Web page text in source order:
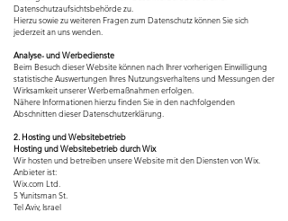
Datenschutzaufsichtsbehörde zu.
Hierzu sowie zu weiteren Fragen zum Datenschutz können Sie sich
jederzeit an uns wenden.
Analyse- und Werbedienste
Beim Besuch dieser Website können nach Ihrer vorherigen Einwilligung
statistische Auswertungen Ihres Nutzungsverhaltens und Messungen der
Wirksamkeit unserer Werbemaßnahmen erfolgen.
Nähere Informationen hierzu finden Sie in den nachfolgenden
Abschnitten dieser Datenschutzerklärung.
2. Hosting und Websitebetrieb
Hosting und Websitebetrieb durch Wix
Wir hosten und betreiben unsere Website mit den Diensten von Wix.
Anbieter ist:
Wix.com Ltd.
5 Yunitsman St.
Tel Aviv, Israel